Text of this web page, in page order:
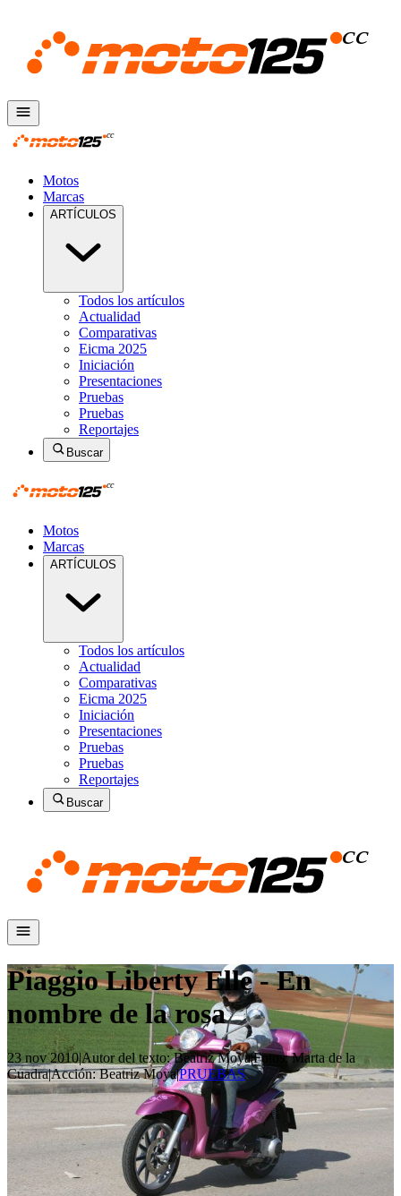
Motos
Marcas
ARTÍCULOS
Todos los artículos
Actualidad
Comparativas
Eicma 2025
Iniciación
Presentaciones
Pruebas
Pruebas
Reportajes
Buscar
Motos
Marcas
ARTÍCULOS
Todos los artículos
Actualidad
Comparativas
Eicma 2025
Iniciación
Presentaciones
Pruebas
Pruebas
Reportajes
Buscar
Piaggio Liberty Elle - En
nombre de la rosa
23 nov 2010|Autor del texto: Beatriz Moya|Fotos: Marta de la
Cuadra|Acción: Beatriz Moya|PRUEBAS